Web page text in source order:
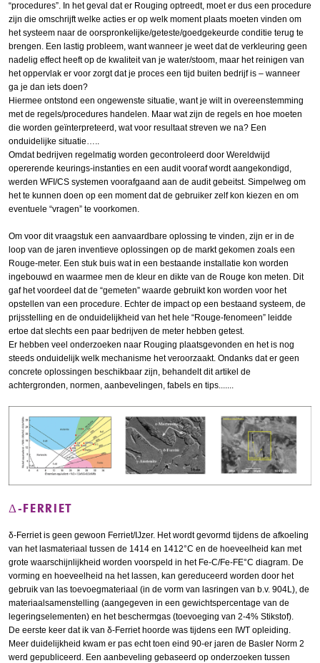
“procedures”. In het geval dat er Rouging optreedt, moet er dus een procedure
zijn die omschrijft welke acties er op welk moment plaats moeten vinden om
het systeem naar de oorspronkelijke/geteste/goedgekeurde conditie terug te
brengen. Een lastig probleem, want wanneer je weet dat de verkleuring geen
nadelig effect heeft op de kwaliteit van je water/stoom, maar het reinigen van
het oppervlak er voor zorgt dat je proces een tijd buiten bedrijf is – wanneer
ga je dan iets doen?
Hiermee ontstond een ongewenste situatie, want je wilt in overeenstemming
met de regels/procedures handelen. Maar wat zijn de regels en hoe moeten
die worden geïnterpreteerd, wat voor resultaat streven we na? Een
onduidelijke situatie…..
Omdat bedrijven regelmatig worden gecontroleerd door Wereldwijd
opererende keurings-instanties en een audit vooraf wordt aangekondigd,
werden WFI/CS systemen voorafgaand aan de audit gebeitst. Simpelweg om
het te kunnen doen op een moment dat de gebruiker zelf kon kiezen en om
eventuele “vragen” te voorkomen.
Om voor dit vraagstuk een aanvaardbare oplossing te vinden, zijn er in de
loop van de jaren inventieve oplossingen op de markt gekomen zoals een
Rouge-meter. Een stuk buis wat in een bestaande installatie kon worden
ingebouwd en waarmee men de kleur en dikte van de Rouge kon meten. Dit
gaf het voordeel dat de “gemeten” waarde gebruikt kon worden voor het
opstellen van een procedure. Echter de impact op een bestaand systeem, de
prijsstelling en de onduidelijkheid van het hele “Rouge-fenomeen” leidde
ertoe dat slechts een paar bedrijven de meter hebben getest.
Er hebben veel onderzoeken naar Rouging plaatsgevonden en het is nog
steeds onduidelijk welk mechanisme het veroorzaakt. Ondanks dat er geen
concrete oplossingen beschikbaar zijn, behandelt dit artikel de
achtergronden, normen, aanbevelingen, fabels en tips.......
Δ-FERRIET
δ-Ferriet is geen gewoon Ferriet/IJzer. Het wordt gevormd tijdens de afkoeling
van het lasmateriaal tussen de 1414 en 1412°C en de hoeveelheid kan met
grote waarschijnlijkheid worden voorspeld in het Fe-C/Fe-FE°C diagram. De
vorming en hoeveelheid na het lassen, kan gereduceerd worden door het
gebruik van las toevoegmateriaal (in de vorm van lasringen van b.v. 904L), de
materiaalsamenstelling (aangegeven in een gewichtspercentage van de
legeringselementen) en het beschermgas (toevoeging van 2-4% Stikstof).
De eerste keer dat ik van δ-Ferriet hoorde was tijdens een IWT opleiding.
Meer duidelijkheid kwam er pas echt toen eind 90-er jaren de Basler Norm 2
werd gepubliceerd. Een aanbeveling gebaseerd op onderzoeken tussen